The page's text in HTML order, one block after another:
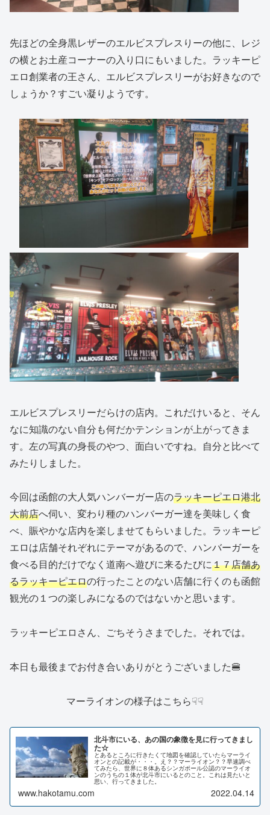
先ほどの全身黒レザーのエルビスプレスりーの他に、レジ
の横とお土産コーナーの入り口にもいました。ラッキーピ
エロ創業者の王さん、エルビスプレスリーがお好きなので
しょうか？すごい凝りようです。
エルビスプレスリーだらけの店内。これだけいると、そん
なに知識のない自分も何だかテンションが上がってきま
す。左の写真の身長のやつ、面白いですね。自分と比べて
みたりしました。
今回は函館の大人気ハンバーガー店のラッキーピエロ港北
大前店へ伺い、変わり種のハンバーガー達を美味しく食
べ、賑やかな店内を楽しませてもらいました。ラッキーピ
エロは店舗それぞれにテーマがあるので、ハンバーガーを
食べる目的だけでなく道南へ遊びに来るたびに１７店舗あ
るラッキーピエロの行ったことのない店舗に行くのも函館
観光の１つの楽しみになるのではないかと思います。
ラッキーピエロさん、ごちそうさまでした。それでは。
本日も最後までお付き合いありがとうございました🍔
マーライオンの様子はこちら☟☟
北斗市にいる、あの国の象徴を見に行ってきまし
た☆
とあるところに行きたくて地図を確認していたらマーライ
オンとの記載が・・・。え？？マーライオン？？早速調べ
てみたら、世界に８体あるシンガポール公認のマーライオ
ンのうちの１体が北斗市にいるとのこと。これは見たいと
思い、行ってきました。
www.hakotamu.com 2022.04.14